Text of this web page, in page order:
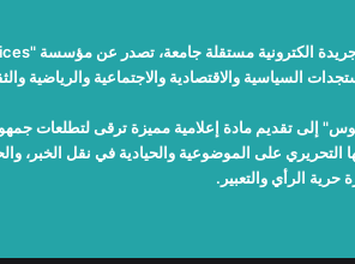
السياسية والاقتصادية والاجتماعية والرياضية
إلى تقديم مادة إعلامية مميزة ترقى لتطلعات
التحريري على الموضوعية والحيادية في نقل الخبر،
حرية الرأي والتعبير.